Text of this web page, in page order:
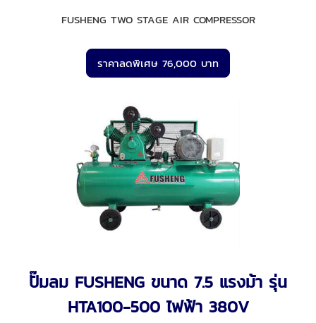
FUSHENG TWO STAGE AIR COMPRESSOR
ราคาลดพิเศษ 76,000 บาท
ปั๊มลม FUSHENG ขนาด 7.5 แรงม้า รุ่น
HTA100-500 ไฟฟ้า 380V